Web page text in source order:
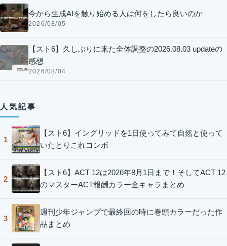
今から生成AIを触り始める人は何をしたら良いのか
2026/08/05
【スト6】久しぶりに来た全体調整の2026.08.03 updateの
感想
2026/08/04
人気記事
1
【スト6】イングリッドを1日使ってみて自然と使って
いたとりこれコンボ
2
【スト6】ACT 12は2026年8月1日まで！そしてACT 12
のマスターACT報酬カラー全キャラまとめ
3
週刊少年ジャンプで最終回の時に巻頭カラーだった作
品まとめ